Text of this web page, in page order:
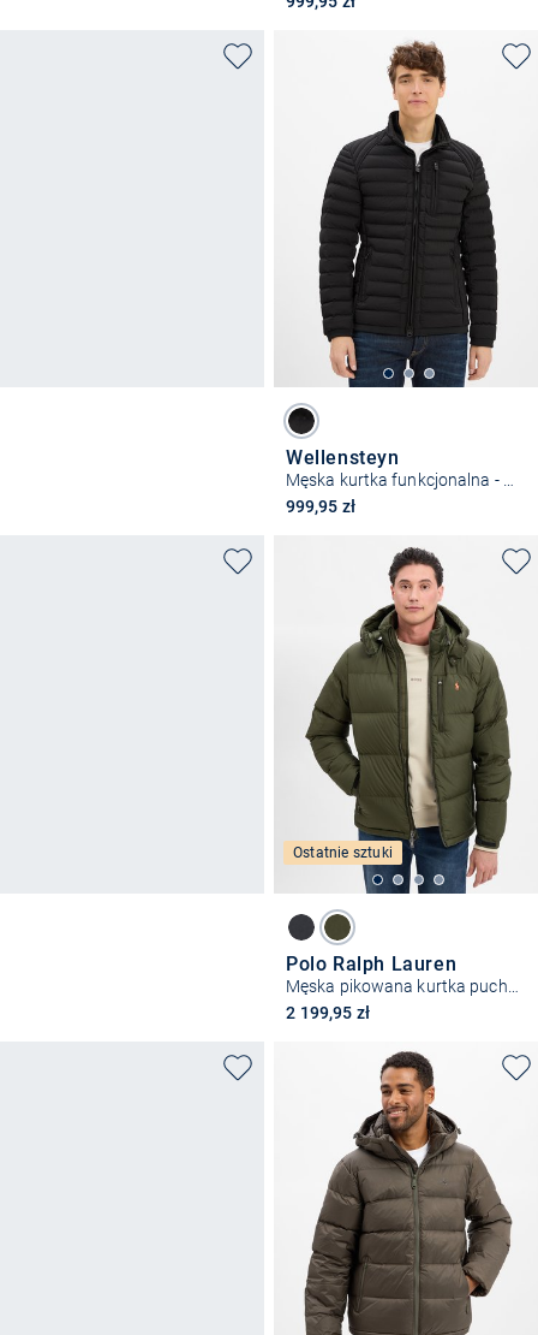
Wellensteyn
Męska kurtka funkcjonalna - Molm
999,95 zł
Ostatnie sztuki
Polo Ralph Lauren
Męska pikowana kurtka puchowa
2 199,95 zł